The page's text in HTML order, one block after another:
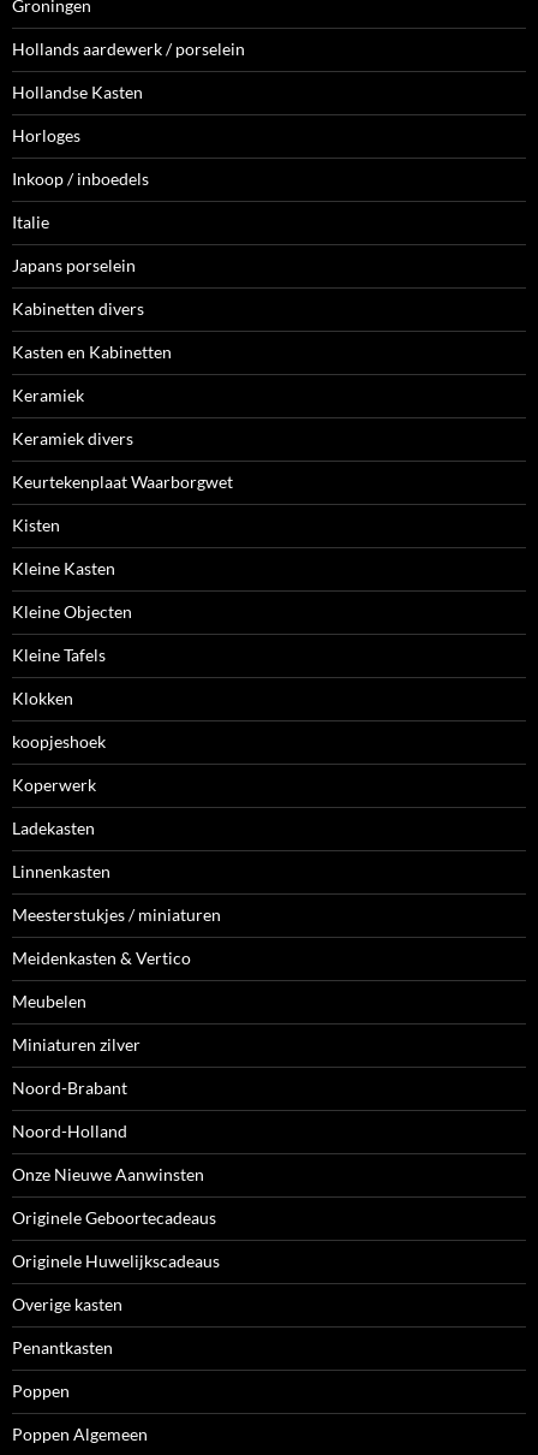
Groningen
Hollands aardewerk / porselein
Hollandse Kasten
Horloges
Inkoop / inboedels
Italie
Japans porselein
Kabinetten divers
Kasten en Kabinetten
Keramiek
Keramiek divers
Keurtekenplaat Waarborgwet
Kisten
Kleine Kasten
Kleine Objecten
Kleine Tafels
Klokken
koopjeshoek
Koperwerk
Ladekasten
Linnenkasten
Meesterstukjes / miniaturen
Meidenkasten & Vertico
Meubelen
Miniaturen zilver
Noord-Brabant
Noord-Holland
Onze Nieuwe Aanwinsten
Originele Geboortecadeaus
Originele Huwelijkscadeaus
Overige kasten
Penantkasten
Poppen
Poppen Algemeen